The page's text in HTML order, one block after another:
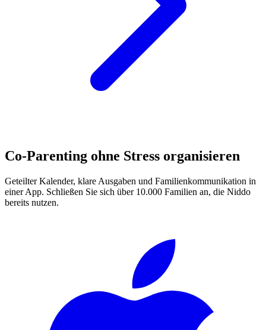
Co-Parenting ohne Stress organisieren
Geteilter Kalender, klare Ausgaben und Familienkommunikation in
einer App. Schließen Sie sich über 10.000 Familien an, die Niddo
bereits nutzen.